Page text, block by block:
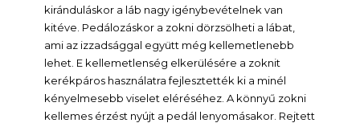
kiránduláskor a láb nagy igénybevételnek van
kitéve. Pedálozáskor a zokni dörzsölheti a lábat,
ami az izzadsággal együtt még kellemetlenebb
lehet. E kellemetlenség elkerülésére a zoknit
kerékpáros használatra fejlesztették ki a minél
kényelmesebb viselet eléréséhez. A könnyű zokni
kellemes érzést nyújt a pedál lenyomásakor. Rejtett